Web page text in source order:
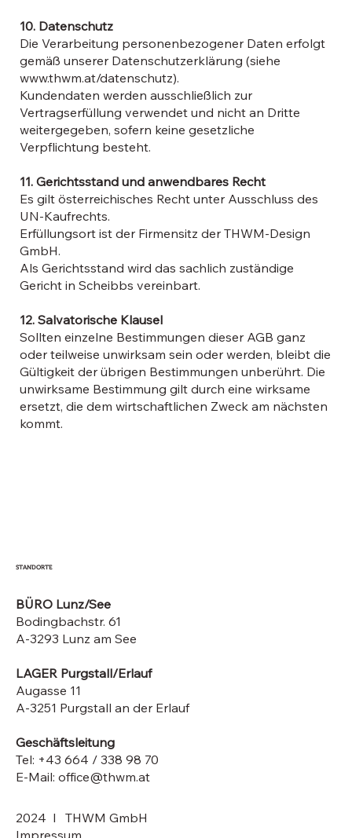
10. Datenschutz
Die Verarbeitung personenbezogener Daten erfolgt
gemäß unserer Datenschutzerklärung (siehe
www.thwm.at/datenschutz).
Kundendaten werden ausschließlich zur
Vertragserfüllung verwendet und nicht an Dritte
weitergegeben, sofern keine gesetzliche
Verpflichtung besteht.
11. Gerichtsstand und anwendbares Recht
Es gilt österreichisches Recht unter Ausschluss des
UN-Kaufrechts.
Erfüllungsort ist der Firmensitz der THWM-Design
GmbH.
Als Gerichtsstand wird das sachlich zuständige
Gericht in Scheibbs vereinbart.
12. Salvatorische Klausel
Sollten einzelne Bestimmungen dieser AGB ganz
oder teilweise unwirksam sein oder werden, bleibt die
Gültigkeit der übrigen Bestimmungen unberührt. Die
unwirksame Bestimmung gilt durch eine wirksame
ersetzt, die dem wirtschaftlichen Zweck am nächsten
kommt.
STANDORTE
BÜRO Lunz/See
Bodingbachstr. 61
A-3293 Lunz am See
LAGER Purgstall/Erlauf
Augasse 11
A-3251 Purgstall an der Erlauf
Geschäftsleitung
Tel: +43 664 / 338 98 70
E-Mail: office@thwm.at
2024 l THWM GmbH
Impressum